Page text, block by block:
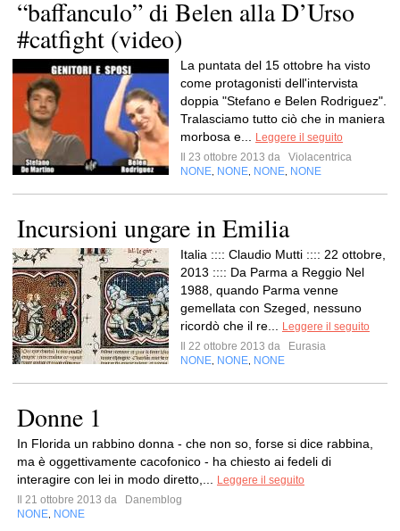
“baffanculo” di Belen alla D’Urso
#catfight (video)
La puntata del 15 ottobre ha visto
come protagonisti dell'intervista
doppia "Stefano e Belen Rodriguez".
Tralasciamo tutto ciò che in maniera
morbosa e...
Leggere il seguito
Il 23 ottobre 2013 da
Violacentrica
NONE NONE NONE NONE
Incursioni ungare in Emilia
Italia :::: Claudio Mutti :::: 22 ottobre,
2013 :::: Da Parma a Reggio Nel
1988, quando Parma venne
gemellata con Szeged, nessuno
ricordò che il re...
Leggere il seguito
Il 22 ottobre 2013 da
Eurasia
NONE NONE NONE
Donne 1
In Florida un rabbino donna - che non so, forse si dice rabbina,
ma è oggettivamente cacofonico - ha chiesto ai fedeli di
interagire con lei in modo diretto,...
Leggere il seguito
Il 21 ottobre 2013 da
Danemblog
NONE NONE